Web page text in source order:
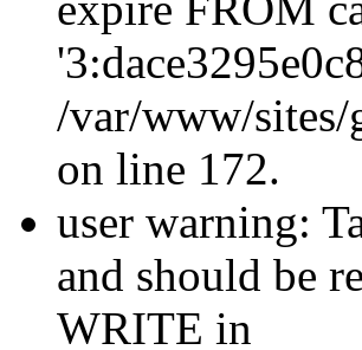
/var/www/sites/
on line 172.
user warning:
and should be
WRITE in